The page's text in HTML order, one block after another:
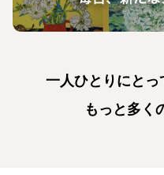
一人ひとりにとっ
もっと多く